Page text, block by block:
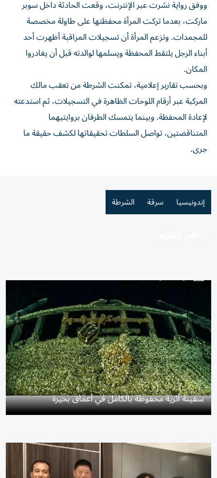
ووفق رواية نشرت عبر الإنترنت، وقعت الحادثة داخل سوبر
ماركت، بعدما تركت المرأة محفظتها على طاولة مخصصة
للمجمدات. وتزعم المرأة أن تسجيلات المراقبة أظهرت أحد
أبناء الرجل يلتقط المحفظة ويسلمها لوالدته قبل أن يغادروا
المكان.
وبحسب تقارير إعلامية، تمكنت الشرطة من تعقب مالك
المركبة عبر أرقام اللوحات الظاهرة في التسجيلات، ثم استدعته
لإعادة المحفظة. وبينما يتمسك الطرفان بروايتيهما
المتناقضتين، تواصل السلطات تحقيقاتها لكشف حقيقة ما
جرى.
إندونيسيا سرقة الشرطة
سفينة أثرية محفوظة بالكامل في أعماق بحيرة